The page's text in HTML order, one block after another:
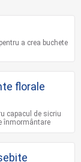
a crea buchete
florale
capacul de sicriu
înmormântare